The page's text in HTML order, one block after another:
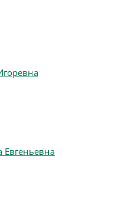
Евгеньевна